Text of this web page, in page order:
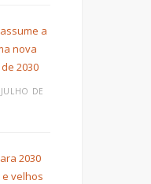
a
nova
2030
DE
2030
velhos